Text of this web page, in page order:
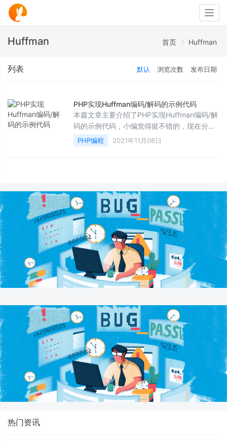
Huffman 首页 Huffman
列表 默认 浏览次数 发布日期
PHP实现Huffman编码/解码的示例代码
本篇文章主要介绍了PHP实现Huffman编码/解
码的示例代码，小编觉得挺不错的，现在分享
给大家，也给大家做个参考。一起跟随小编过
来看看吧
PHP编程 2021年11月08日
热门资讯